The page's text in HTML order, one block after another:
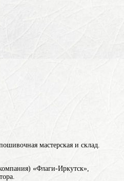
мастерская и склад.
«Флаги-Иркутск»,